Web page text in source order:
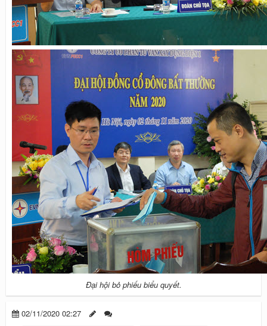
Đại hội bỏ phiếu biểu quyết.
02/11/2020 02:27